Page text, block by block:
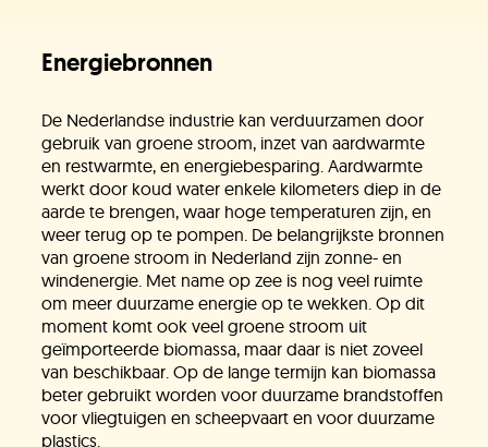
Energiebronnen
De Nederlandse industrie kan verduurzamen door
gebruik van groene stroom, inzet van aardwarmte
en restwarmte, en energiebesparing. Aardwarmte
werkt door koud water enkele kilometers diep in de
aarde te brengen, waar hoge temperaturen zijn, en
weer terug op te pompen. De belangrijkste bronnen
van groene stroom in Nederland zijn zonne- en
windenergie. Met name op zee is nog veel ruimte
om meer duurzame energie op te wekken. Op dit
moment komt ook veel groene stroom uit
geïmporteerde biomassa, maar daar is niet zoveel
van beschikbaar. Op de lange termijn kan biomassa
beter gebruikt worden voor duurzame brandstoffen
voor vliegtuigen en scheepvaart en voor duurzame
plastics.